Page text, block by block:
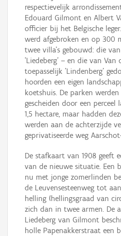
respectievelijk
Edouard Gilmont en Albert
officier bij het Belgische
werd afgebroken en op 300
twee villa's gebouwd: die
'Liedeberg' – en die van Van
toepasselijk 'Lindenberg'
hoorden een eigen
koetshuis. De parken
gescheiden door een
1,5 hectare, maar hadden
werden aan de achterzijde
geprivatiseerde weg
De stafkaart van 1908 geeft
van de nieuwe situatie. Een
nu met jonge zomerlinden
de Leuvensesteenweg tot
helling (hellingsgraad van
zich dan in twee armen. De
Liedeberg van Gilmont
holle Papenakkerstraat een